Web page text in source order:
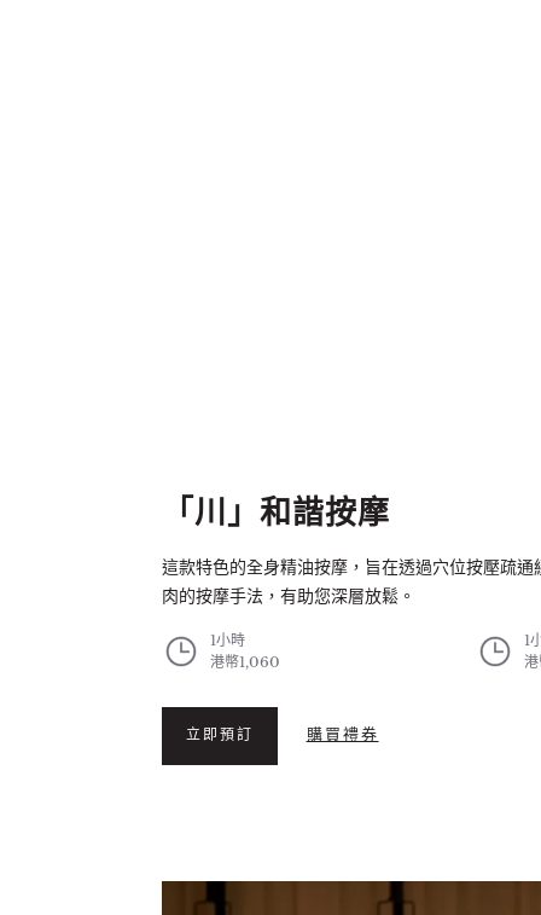
「川」和諧按摩
這款特色的全身精油按摩，旨在透過穴位按壓疏
肉的按摩手法，有助您深層放鬆。
1小時
港幣1,060
1
立即預訂 購買禮券